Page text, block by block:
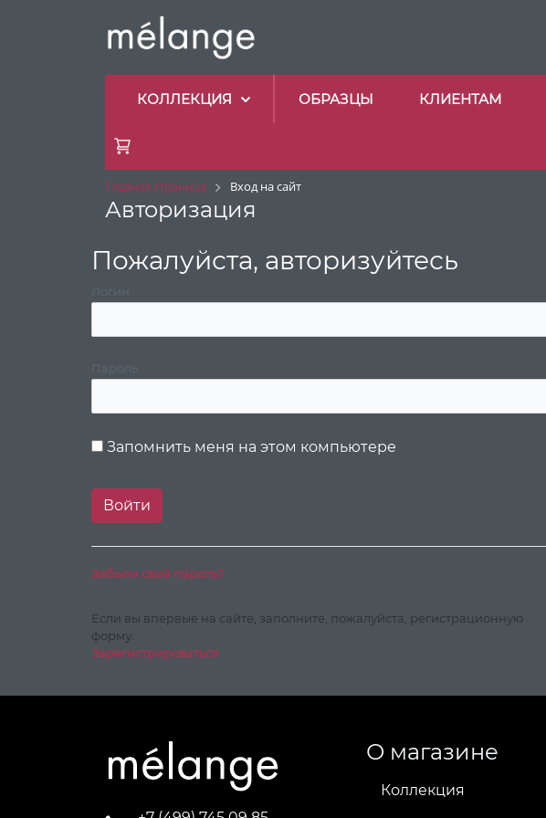
КОЛЛЕКЦИЯ ОБРАЗЦЫ КЛИЕНТАМ
Главная страница Вход на сайт
Авторизация
Пожалуйста, авторизуйтесь
Логин
Пароль
Запомнить меня на этом компьютере
Забыли свой пароль?
Если вы впервые на сайте, заполните, пожалуйста, регистрационную
форму.
Зарегистрироваться
О магазине
Коллекция